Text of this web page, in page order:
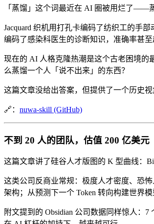
「蒸馏」这个词最近在 AI 圈被用烂了——
Jacquard 织机用打孔卡编码了纺织工的手
编码了感染科医生的诊断知识，准确率甚
现在的 AI 人格克隆热潮是这个古老困境
么蒸馏一个人「说不出来」的东西？
这篇文章没给出答案，但提供了一个历史
🔗： nuwa-skill (GitHub)
不到 20 人的团队，估值 200 亿美元
这篇文章讲了硅谷人才版图的 K 型曲线：
这类公司反商业常规：极度人才密度、恐
架构；从预测下一个 Token 转向构建世界
附文提到的 Obsidian 公司数据同样惊人：